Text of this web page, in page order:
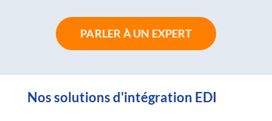
PARLER À UN EXPERT
Nos solutions d'intégration EDI